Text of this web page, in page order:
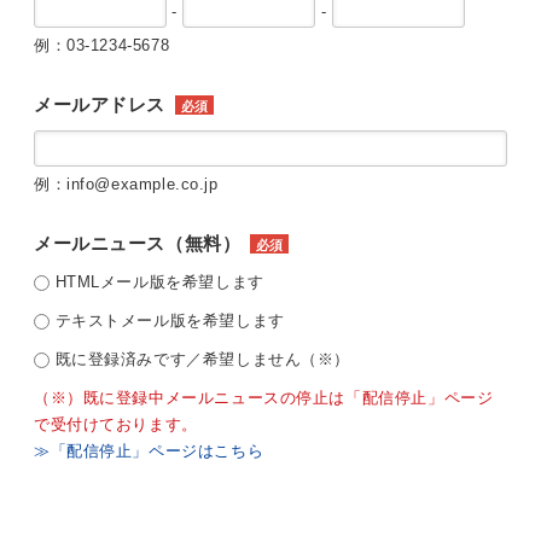
-
-
例：03-1234-5678
メールアドレス 必須
例：info@example.co.jp
メールニュース（無料） 必須
HTMLメール版を希望します
テキストメール版を希望します
既に登録済みです／希望しません（※）
（※）既に登録中メールニュースの停止は「配信停止」ページ
で受付けております。
≫「配信停止」ページはこちら